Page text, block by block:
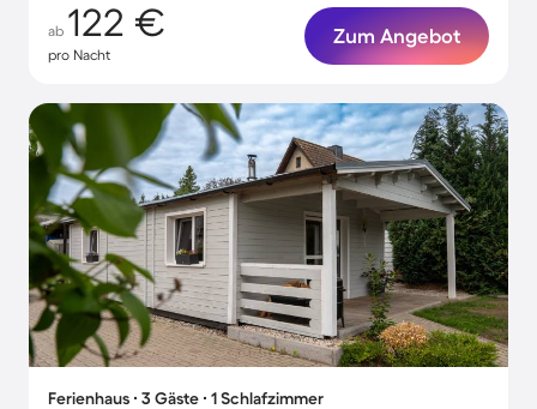
ab 122 €
pro Nacht
Zum Angebot
Ferienhaus ∙ 3 Gäste ∙ 1 Schlafzimmer